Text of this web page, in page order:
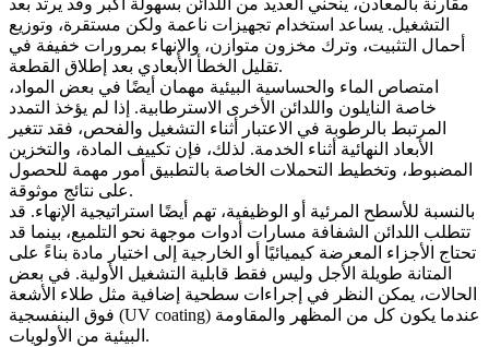
مقارنة بالمعادن، ينحني العديد من اللدائن بسهولة أكبر وقد يرتد بعد
التشغيل. يساعد استخدام تجهيزات ناعمة ولكن مستقرة، وتوزيع
أحمال التثبيت، وترك مخزون متوازن، والإنهاء بمرورات خفيفة في
تقليل الخطأ الأبعادي بعد إطلاق القطعة.
امتصاص الماء والحساسية البيئية مهمان أيضًا في بعض المواد،
خاصة النايلون واللدائن الأخرى الاسترطابية. إذا لم يؤخذ التمدد
المرتبط بالرطوبة في الاعتبار أثناء التشغيل والفحص، فقد تتغير
الأبعاد النهائية أثناء الخدمة. لذلك، فإن تكييف المادة، والتخزين
المضبوط، وتخطيط التحملات الخاصة بالتطبيق أمور مهمة للحصول
على نتائج موثوقة.
بالنسبة للأسطح المرئية أو الوظيفية، تهم أيضًا استراتيجية الإنهاء. قد
تتطلب اللدائن الشفافة مسارات أدوات موجهة نحو التلميع، بينما قد
تحتاج الأجزاء المعرضة كيميائيًا أو الخارجية إلى اختيار مادة بناءً على
المتانة طويلة الأجل وليس فقط قابلية التشغيل الأولية. في بعض
الحالات، يمكن النظر في إجراءات سطحية إضافية مثل طلاء الأشعة
فوق البنفسجية (UV coating)
البيئية من الأولويات.